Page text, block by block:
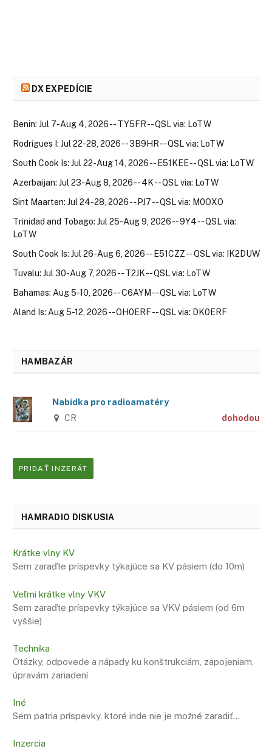
DX EXPEDÍCIE
Benin: Jul 7-Aug 4, 2026 -- TY5FR -- QSL via: LoTW
Rodrigues I: Jul 22-28, 2026 -- 3B9HR -- QSL via: LoTW
South Cook Is: Jul 22-Aug 14, 2026 -- E51KEE -- QSL via: LoTW
Azerbaijan: Jul 23-Aug 8, 2026 -- 4K -- QSL via: LoTW
Sint Maarten: Jul 24-28, 2026 -- PJ7 -- QSL via: M0OXO
Trinidad and Tobago: Jul 25-Aug 9, 2026 -- 9Y4 -- QSL via:
LoTW
South Cook Is: Jul 26-Aug 6, 2026 -- E51CZZ -- QSL via: IK2DUW
Tuvalu: Jul 30-Aug 7, 2026 -- T2JK -- QSL via: LoTW
Bahamas: Aug 5-10, 2026 -- C6AYM -- QSL via: LoTW
Aland Is: Aug 5-12, 2026 -- OH0ERF -- QSL via: DK0ERF
HAMBAZÁR
Nabídka pro radioamatéry
CR dohodou
PRIDAŤ INZERÁT
HAMRADIO DISKUSIA
Krátke vlny KV
Sem zaraďte príspevky týkajúce sa KV pásiem (do 10m)
Veľmi krátke vlny VKV
Sem zaraďte príspevky týkajúce sa VKV pásiem (od 6m
vyššie)
Technika
Otázky, odpovede a nápady ku konštrukciám, zapojeniam,
úpravám zariadení
Iné
Sem patria príspevky, ktoré inde nie je možné zaradiť…
Inzercia